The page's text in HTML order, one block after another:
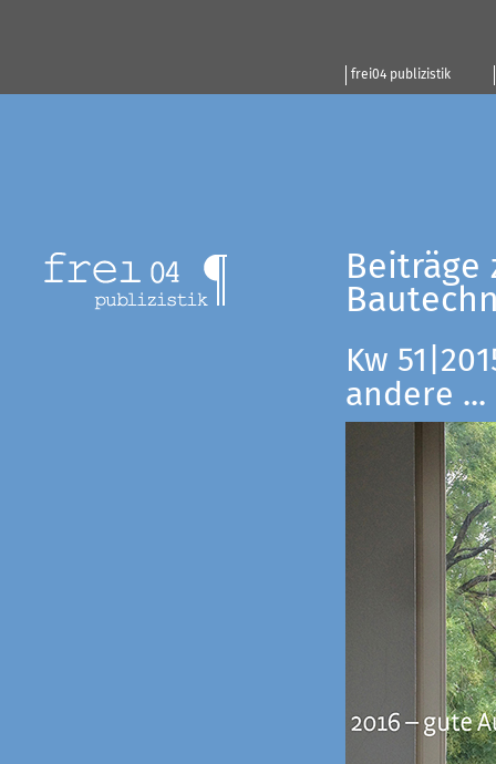
frei04 publizistik
Beiträge
Kw
andere ...